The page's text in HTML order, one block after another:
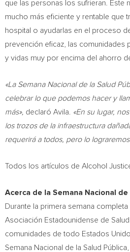
que las personas los sufrieran. Este
mucho más eficiente y rentable que
hospital o ayudarlas en el proceso
prevención eficaz, las comunidades
y vidas muy por encima del ahorro
«La Semana Nacional de la Salud
celebrar lo que podemos hacer y
más», declaró Avila. «En su lugar,
los trozos de la infraestructura
requerirá a todos, pero lo
Todos los artículos de Alcohol
Acerca de la Semana Nacional de
Durante la primera semana
Asociación Estadounidense de
comunidades de todo Estados
Semana Nacional de la Salud